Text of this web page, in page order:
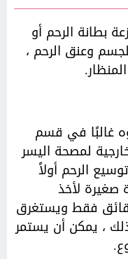
بطانة الرحم أو
وعنق الرحم ،
غالبًا في قسم
لمصحة اليسر
الرحم أولاً
صغيرة لأخذ
فقط ويستغرق
، يمكن أن يستمر